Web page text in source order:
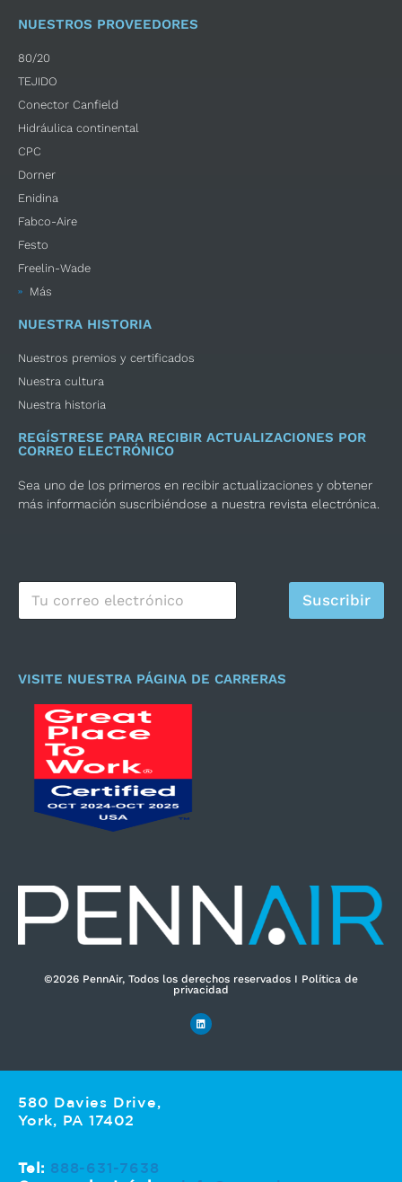
NUESTROS PROVEEDORES
80/20
TEJIDO
Conector Canfield
Hidráulica continental
CPC
Dorner
Enidina
Fabco-Aire
Festo
Freelin-Wade
Más
NUESTRA HISTORIA
Nuestros premios y certificados
Nuestra cultura
Nuestra historia
REGÍSTRESE PARA RECIBIR ACTUALIZACIONES POR
CORREO ELECTRÓNICO
Sea uno de los primeros en recibir actualizaciones y obtener
más información suscribiéndose a nuestra revista electrónica.
C
r
o
Suscribir
VISITE NUESTRA PÁGINA DE CARRERAS
©2026 PennAir, Todos los derechos reservados I Política de
privacidad
580 Davies Drive,
York, PA 17402
Tel: 888-631-7638